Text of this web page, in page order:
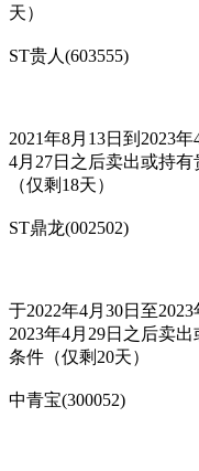
天）
ST贵人(603555)
2021年8月13日到2023
4月27日之后卖出或持
（仅剩18天）
ST鼎龙(002502)
于2022年4月30日至
2023年4月29日之后卖
条件（仅剩20天）
中青宝(300052)